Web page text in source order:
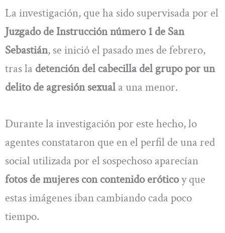
La investigación, que ha sido supervisada por el
Juzgado de Instrucción número 1 de San
Sebastián, se inició el pasado mes de febrero,
tras la detención del cabecilla del grupo por un
delito de agresión sexual a una menor.
Durante la investigación por este hecho, lo
agentes constataron que en el perfil de una red
social utilizada por el sospechoso aparecían
fotos de mujeres con contenido eróticoy que
estas imágenes iban cambiando cada poco
tiempo.